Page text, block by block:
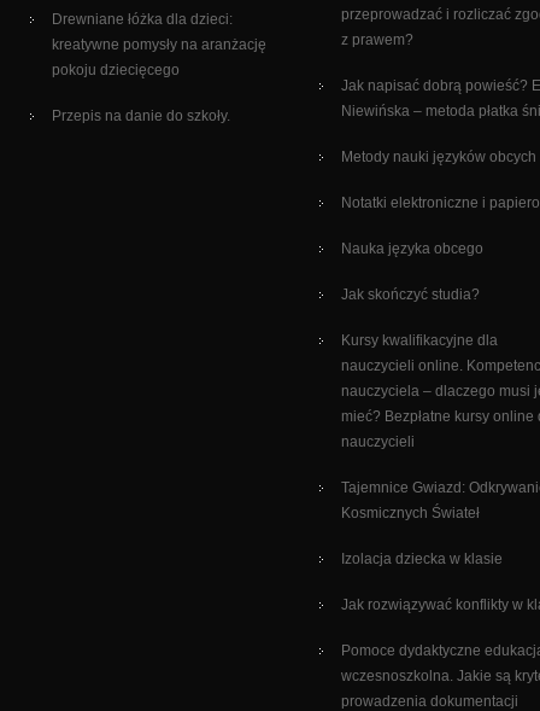
Drewniane łóżka dla dzieci:
kreatywne pomysły na aranżację
pokoju dziecięcego
Przepis na danie do szkoły.
przeprowadzać i rozliczać
z prawem?
Jak napisać dobrą powieść?
Niewińska – metoda płatka
Metody nauki języków obcych
Notatki elektroniczne i
Nauka języka obcego
Jak skończyć studia?
Kursy kwalifikacyjne dla
nauczycieli online.
nauczyciela – dlaczego musi
mieć? Bezpłatne kursy online
nauczycieli
Tajemnice Gwiazd:
Kosmicznych Świateł
Izolacja dziecka w klasie
Jak rozwiązywać konflikty w
Pomoce dydaktyczne
wczesnoszkolna. Jakie są
prowadzenia dokumentacji